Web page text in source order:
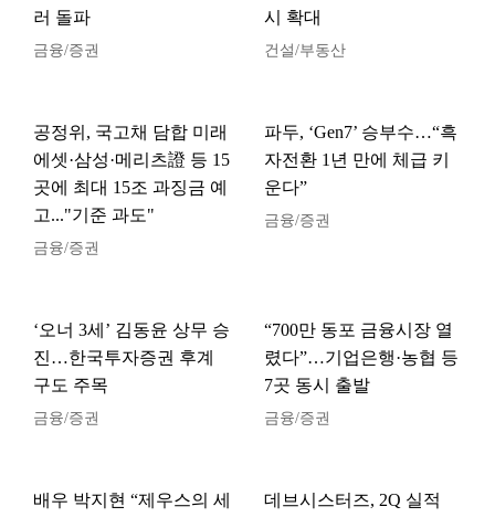
러 돌파
금융/증권
시 확대
건설/부동산
공정위, 국고채 담합 미래
에셋·삼성·메리츠證 등 15
곳에 최대 15조 과징금 예
고..."기준 과도"
금융/증권
파두, ‘Gen7’ 승부수…“흑
자전환 1년 만에 체급 키
운다”
금융/증권
‘오너 3세’ 김동윤 상무 승
진…한국투자증권 후계
구도 주목
금융/증권
“700만 동포 금융시장 열
렸다”…기업은행·농협 등
7곳 동시 출발
금융/증권
배우 박지현 “제우스의 세
데브시스터즈, 2Q 실적